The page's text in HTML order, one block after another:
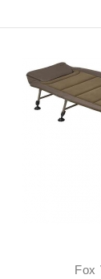
Fox